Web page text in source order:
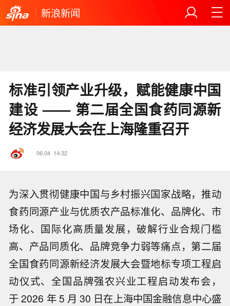
新浪新闻
标准引领产业升级，赋能健康中国
建设 —— 第二届全国食药同源新
经济发展大会在上海隆重召开
06.04 14:32
为深入贯彻健康中国与乡村振兴国家战略，推动
食药同源产业与优质农产品标准化、品牌化、市
场化、国际化高质量发展，破解行业合规门槛
高、产品同质化、品牌竞争力弱等痛点，第二届
全国食药同源新经济发展大会暨地标专项工程启
动仪式、全国品牌强农兴业工程启动发布会，
于2026 年 5 月 30 日在上海中国金融信息中心盛